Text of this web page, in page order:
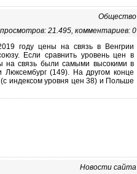
Общество
просмотров: 21.495, комментариев: 0
году цены на связь в Венгрии
Если сравнить уровень цен в
на связь были самыми высокими в
(149). На другом конце
индексом уровня цен 38) и Польше
Новости сайта